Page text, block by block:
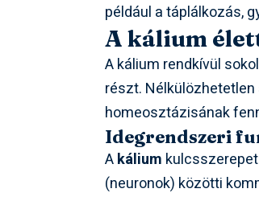
például a táplálkozás,
A kálium
A kálium rendkívül
részt.
homeosztázisának
Idegrendszeri
Akálium
(neuronok) közötti